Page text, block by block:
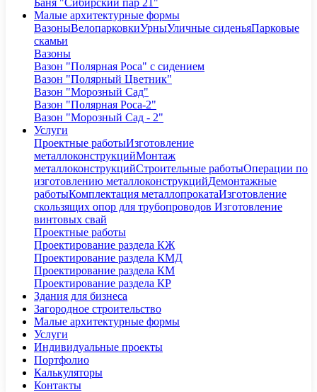
Баня "Сибирский пар 21"
Малые архитектурные формы
ВазоныВелопарковкиУрныУличные сиденьяПарковые
скамьи
Вазоны
Вазон "Полярная Роса" с сидением
Вазон "Полярный Цветник"
Вазон "Морозный Сад"
Вазон "Полярная Роса-2"
Вазон "Морозный Сад - 2"
Услуги
Проектные работыИзготовление
металлоконструкцийМонтаж
металлоконструкцийСтроительные работыОперации по
изготовлению металлоконструкцийДемонтажные
работыКомплектация металлопрокатаИзготовление
скользящих опор для трубопроводов Изготовление
винтовых свай
Проектные работы
Проектирование раздела КЖ
Проектирование раздела КМД
Проектирование раздела КМ
Проектирование раздела КР
Здания для бизнеса
Загородное строительство
Малые архитектурные формы
Услуги
Индивидуальные проекты
Портфолио
Калькуляторы
Контакты